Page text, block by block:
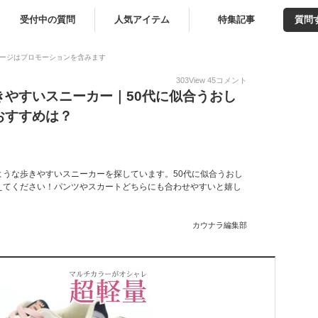
受付中の質問 人気アイテム 特集記事 質問
ジはプロモーションを含みます
303View 45コメント
すいスニーカー｜50代に似合うおし
すめは？
な歩きやすいスニーカーを探しています。50代に似合うおし
ください！パンツやスカートどちらにも合わせやすいと嬉し
カウナラ編集部